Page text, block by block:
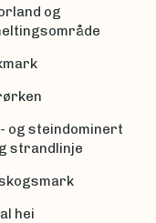
og
og steindominert
strandlinje
hei